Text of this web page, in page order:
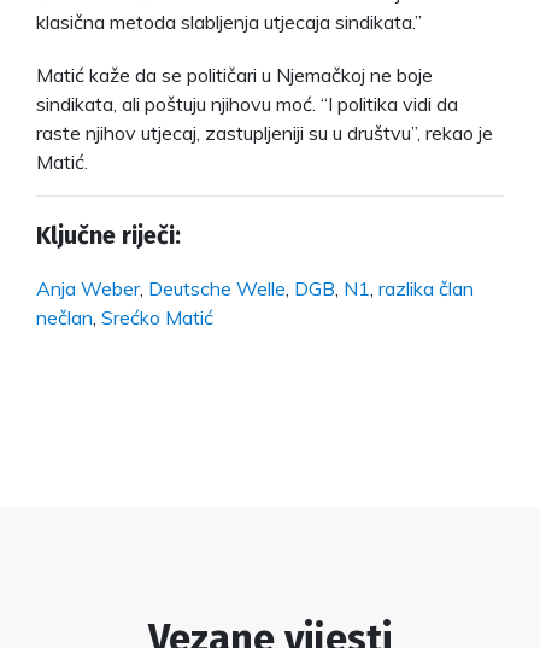
klasična metoda slabljenja utjecaja sindikata.”
Matić kaže da se političari u Njemačkoj ne boje
sindikata, ali poštuju njihovu moć. “I politika vidi da
raste njihov utjecaj, zastupljeniji su u društvu”, rekao je
Matić.
Ključne riječi:
Anja Weber, Deutsche Welle DGB N1 razlika član
nečlan Srećko Matić
Vezane vijesti